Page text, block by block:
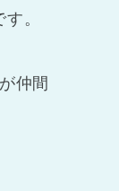
。
仲間